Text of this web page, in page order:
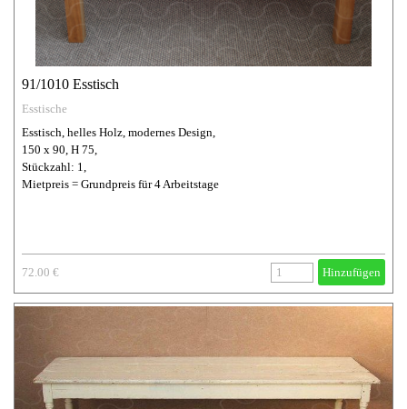
91/1010 Esstisch
Esstische
Esstisch, helles Holz, modernes Design,
150 x 90, H 75,
Stückzahl: 1,
Mietpreis = Grundpreis für 4 Arbeitstage
72.00 € Hinzufügen